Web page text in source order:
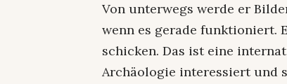
Von unterwegs werde er
wenn es gerade funktioniert.
schicken. Das ist eine
Archäologie interessiert und